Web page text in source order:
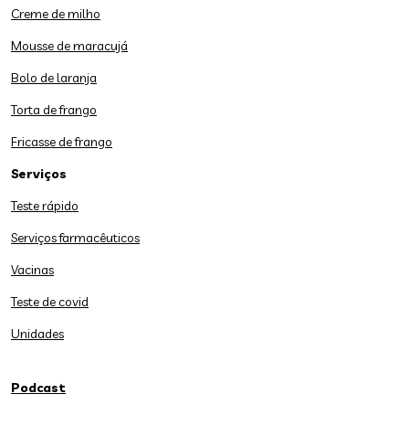
Creme de milho
Mousse de maracujá
Bolo de laranja
Torta de frango
Fricasse de frango
Serviços
Teste rápido
Serviços farmacêuticos
Vacinas
Teste de covid
Unidades
Podcast